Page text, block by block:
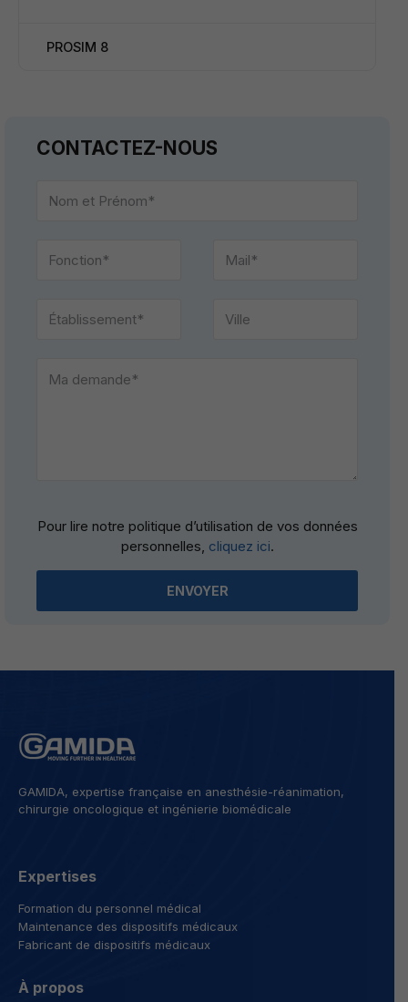
PROSIM 8
CONTACTEZ-NOUS
leave
field
Pour lire notre politique d’utilisation de vos données
personnelles, cliquez ici.
GAMIDA, expertise française en anesthésie-réanimation,
chirurgie oncologique et ingénierie biomédicale
Expertises
Formation du personnel médical
Maintenance des dispositifs médicaux
Fabricant de dispositifs médicaux
À propos